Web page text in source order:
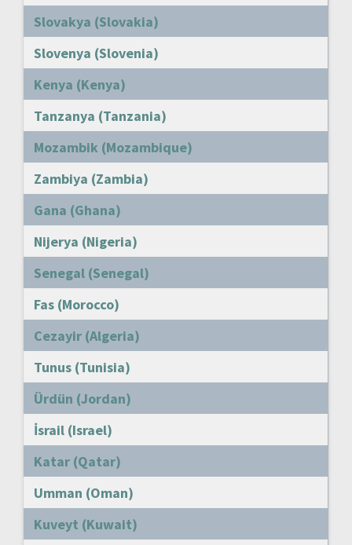
Slovakya (Slovakia)
Slovenya (Slovenia)
Kenya (Kenya)
Tanzanya (Tanzania)
Mozambik (Mozambique)
Zambiya (Zambia)
Gana (Ghana)
Nijerya (Nigeria)
Senegal (Senegal)
Fas (Morocco)
Cezayir (Algeria)
Tunus (Tunisia)
Ürdün (Jordan)
İsrail (Israel)
Katar (Qatar)
Umman (Oman)
Kuveyt (Kuwait)